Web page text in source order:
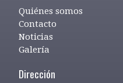
Quiénes somos
Contacto
Noticias
Galería
Dirección